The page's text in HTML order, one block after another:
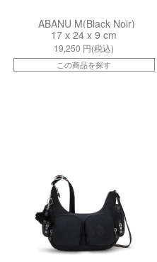
ABANU M(Black Noir)
17 x 24 x 9 cm
19,250 円(税込)
この商品を探す